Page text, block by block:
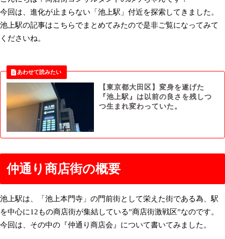
今回は、進化が止まらない「池上駅」付近を探索してきました。
池上駅の記事はこちらでまとめてみたので是非ご覧になってみて
くださいね。
【東京都大田区】変身を遂げた
『池上駅』は以前の良さを残しつ
つ生まれ変わっていた。
仲通り商店街の概要
池上駅は、「池上本門寺」の門前街として栄えた街である為、駅
を中心に12もの商店街が集結している”商店街激戦区”なのです。
今回は、その中の『仲通り商店会』について書いてみました。